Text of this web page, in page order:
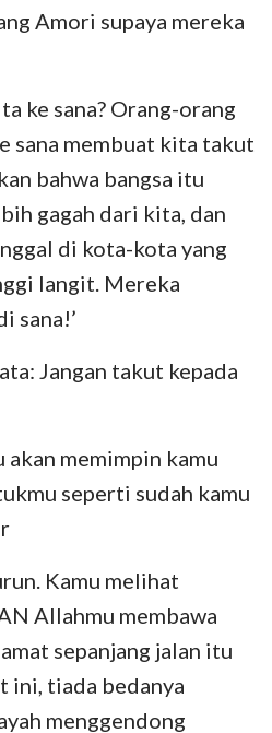
25 26 27
28
Amori supaya mereka
ke sana? Orang-orang
sana membuat kita takut
bahwa bangsa itu
gagah dari kita, dan
di kota-kota yang
langit. Mereka
sana!’
Jangan takut kepada
memimpin kamu
seperti sudah kamu
Kamu melihat
Allahmu membawa
sepanjang jalan itu
ini, tiada bedanya
menggendong